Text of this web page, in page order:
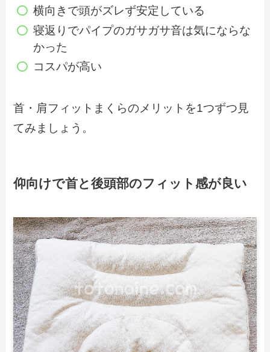
横向きで頭がズレず安定している
寝返りでパイプのガサガサ音は気にならな
かった
コスパが高い
首・肩フィットまくらのメリットを1つずつ見
てみましょう。
仰向けで首と後頭部のフィット感が良い